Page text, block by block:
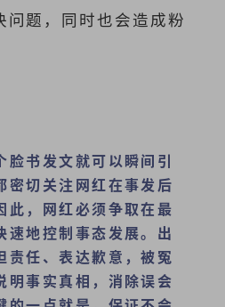
问题，同时也会造成粉
脸书发文就可以瞬间引
密切关注网红在事发后
此，网红必须争取在最
速地控制事态发展。出
责任、表达歉意，被冤
明事实真相，消除误会